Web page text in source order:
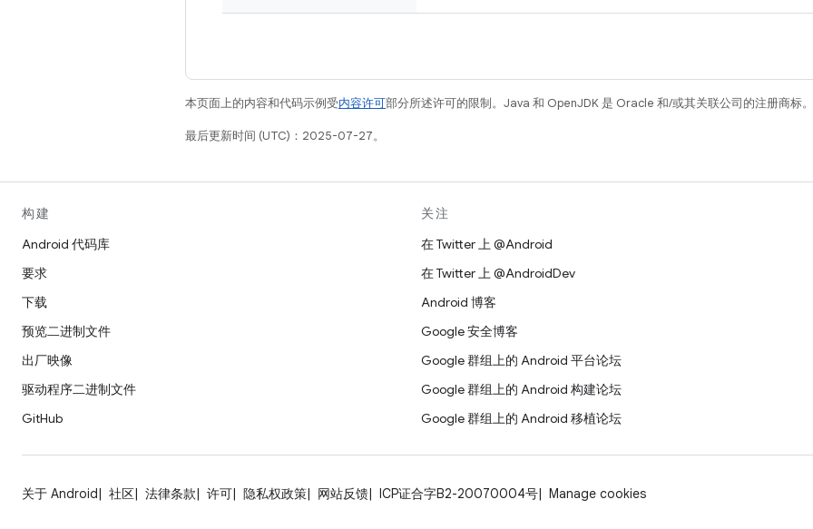
本页面上的内容和代码示例受内容许可部分所述许可的限制。Java 和 OpenJDK 是 Oracle 和/或其关联公司的注册商标。
最后更新时间 (UTC)：2025-07-27。
构建
Android 代码库
要求
下载
预览二进制文件
出厂映像
驱动程序二进制文件
GitHub
关注
在 Twitter 上 @Android
在 Twitter 上 @AndroidDev
Android 博客
Google 安全博客
Google 群组上的 Android 平台论坛
Google 群组上的 Android 构建论坛
Google 群组上的 Android 移植论坛
关于 Android 社区 法律条款 许可 隐私权政策 网站反馈 ICP证合字B2-20070004号 Manage cookies